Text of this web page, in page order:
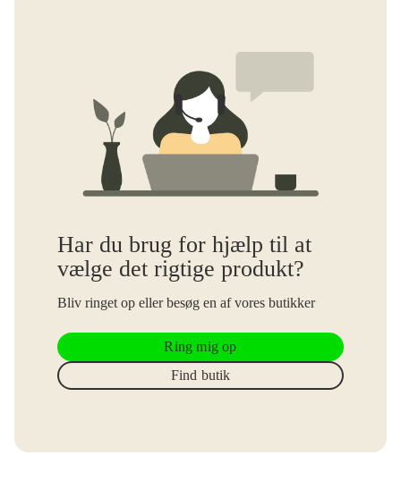
Har du brug for hjælp til at
vælge det rigtige produkt?
Bliv ringet op eller besøg en af vores butikker
Ring mig op
Find butik